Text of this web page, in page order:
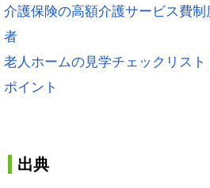
介護保険の高額介護サービス費
者
老人ホームの見学チェックリス
ポイント
出典